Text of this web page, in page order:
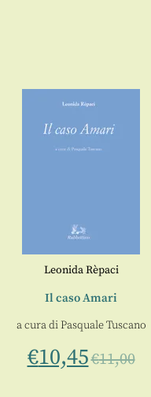
Leonida Rèpaci
Il caso Amari
a cura diPasquale Tuscano
€10,45€11,00